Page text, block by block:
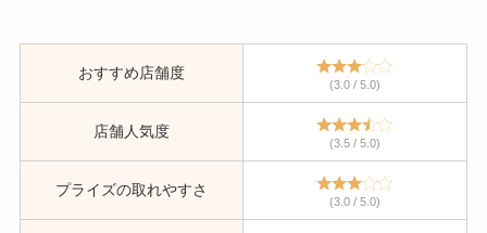
おすすめ店舗度
(3.0 / 5.0)
店舗人気度
(3.5 / 5.0)
プライズの取れやすさ
(3.0 / 5.0)